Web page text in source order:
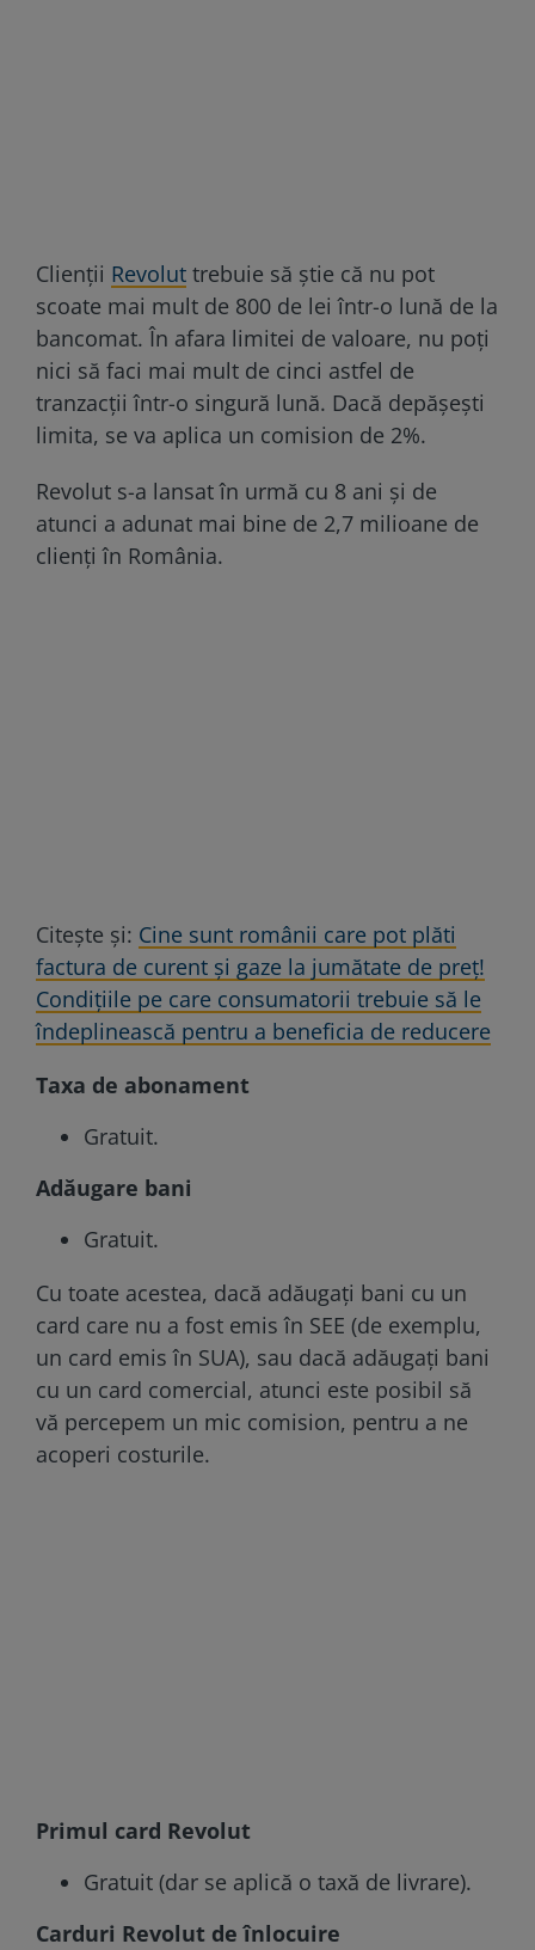
Clienţii Revolut trebuie să ştie că nu pot
scoate mai mult de 800 de lei într-o lună de la
bancomat. În afara limitei de valoare, nu poți
nici să faci mai mult de cinci astfel de
tranzacții într-o singură lună. Dacă depășești
limita, se va aplica un comision de 2%.
Revolut s-a lansat în urmă cu 8 ani și de
atunci a adunat mai bine de 2,7 milioane de
clienți în România.
Citeşte şi: Cine sunt românii care pot plăti
factura de curent și gaze la jumătate de preț!
Condițiile pe care consumatorii trebuie să le
îndeplinească pentru a beneficia de reducere
Taxa de abonament
Gratuit.
Adăugare bani
Gratuit.
Cu toate acestea, dacă adăugați bani cu un
card care nu a fost emis în SEE (de exemplu,
un card emis în SUA), sau dacă adăugați bani
cu un card comercial, atunci este posibil să
vă percepem un mic comision, pentru a ne
acoperi costurile.
Primul card Revolut
Gratuit (dar se aplică o taxă de livrare).
Carduri Revolut de înlocuire